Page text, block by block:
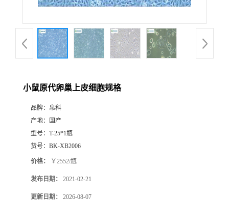
小鼠原代卵巢上皮细胞规格
品牌： 帛科
产地：
国产
型号： T-25*1瓶
货号： BK-XB2006
价格： ￥2552/瓶
发布日期： 2021-02-21
更新日期： 2026-08-07